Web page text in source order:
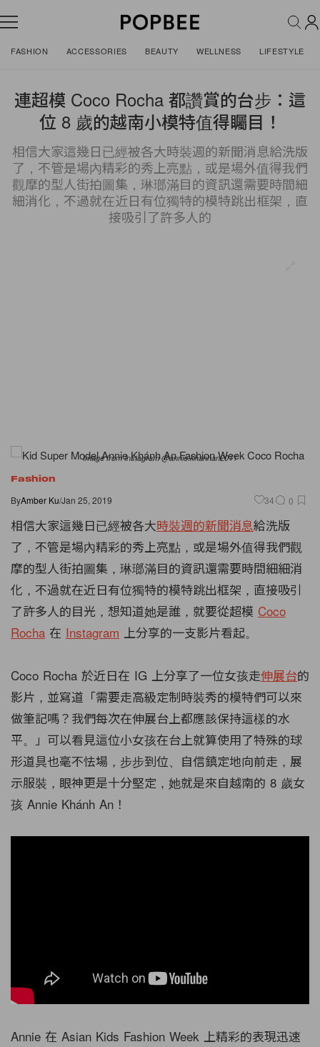
FASHION ACCESSORIES BEAUTY WELLNESS LIFESTYLE
連超模 Coco Rocha 都讚賞的台步：這
位 8 歲的越南小模特值得矚目！
相信大家這幾日已經被各大時裝週的新聞消息給洗版
了，不管是場內精彩的秀上亮點，或是場外值得我們
觀摩的型人街拍圖集，琳瑯滿目的資訊還需要時間細
細消化，不過就在近日有位獨特的模特跳出框架，直
接吸引了許多人的
Image from Instagram @annie.khanhan2011
Fashion
ByAmber Ku/Jan 25, 2019 34 0
相信大家這幾日已經被各大時裝週的新聞消息給洗版
了，不管是場內精彩的秀上亮點，或是場外值得我們觀
摩的型人街拍圖集，琳瑯滿目的資訊還需要時間細細消
化，不過就在近日有位獨特的模特跳出框架，直接吸引
了許多人的目光，想知道她是誰，就要從超模 Coco
Rocha 在 Instagram 上分享的一支影片看起。
Coco Rocha 於近日在 IG 上分享了一位女孩走伸展台的
影片，並寫道「需要走高級定制時裝秀的模特們可以來
做筆記嗎？我們每次在伸展台上都應該保持這樣的水
平。」可以看見這位小女孩在台上就算使用了特殊的球
形道具也毫不怯場，步步到位、自信鎮定地向前走，展
示服裝，眼神更是十分堅定，她就是來自越南的 8 歲女
孩 Annie Khánh An！
Annie 在 Asian Kids Fashion Week 上精彩的表現迅速